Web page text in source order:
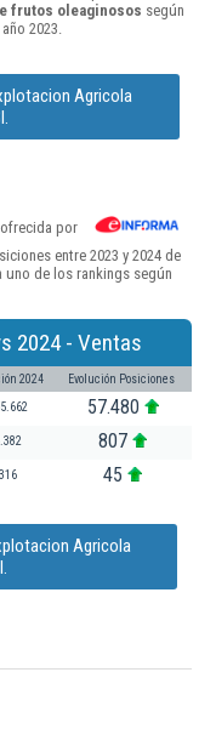
frutos oleaginosos según
2023.
Agricola
por
entre 2023 y 2024 de
uno de los rankings según
2024 - Ventas
2024 Evolución Posiciones
57.480
807
316 45
Agricola